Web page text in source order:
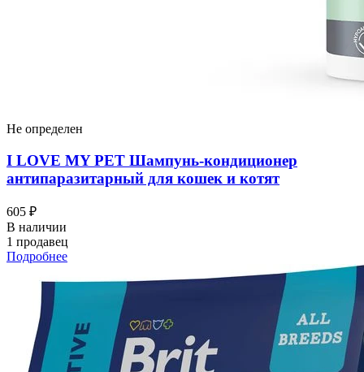
Не определен
I LOVЕ MY PET Шампунь-кондиционер
антипаразитарный для кошек и котят
605 ₽
В наличии
1 продавец
Подробнее